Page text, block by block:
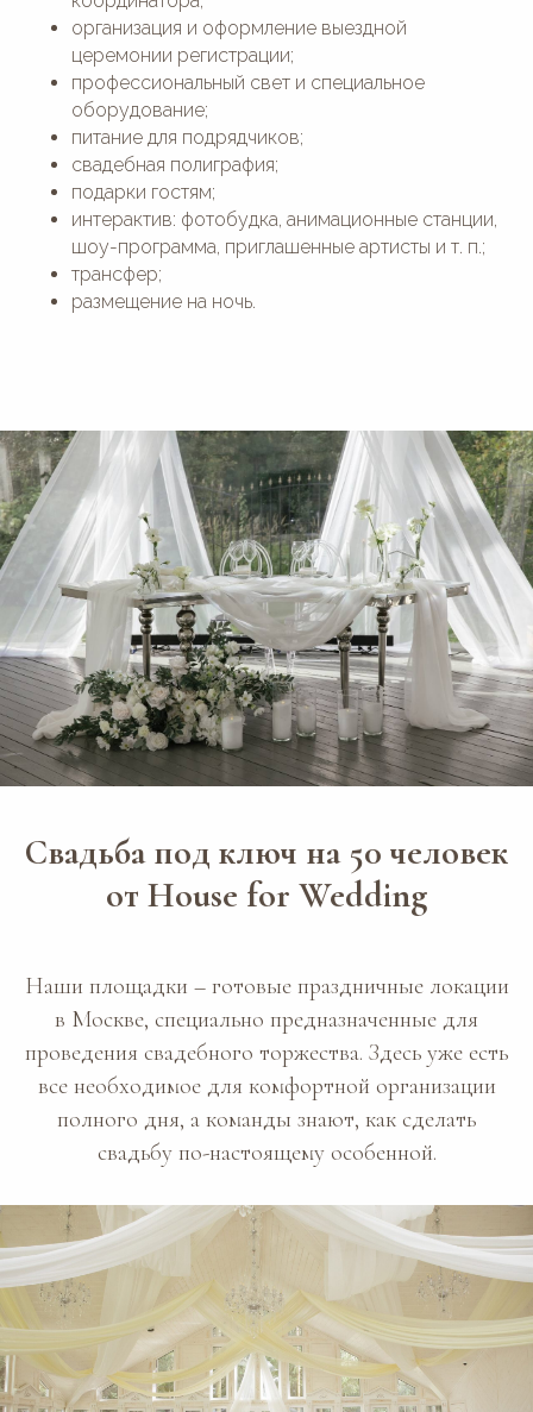
организация и оформление выездной
церемонии регистрации;
профессиональный свет и специальное
оборудование;
питание для подрядчиков;
свадебная полиграфия;
подарки гостям;
интерактив: фотобудка, анимационные станции,
шоу-программа, приглашенные артисты и т. п.;
трансфер;
размещение на ночь.
Свадьба под ключ на 50 человек
от House for Wedding
Наши площадки – готовые праздничные локации
в Москве, специально предназначенные для
проведения свадебного торжества. Здесь уже есть
все необходимое для комфортной организации
полного дня, а команды знают, как сделать
свадьбу по-настоящему особенной.
Свадьбы от 1 млн руб
АКЦИИ
Сайт не является публичной офертой и носит
Написать в Telegram:
House_for_Wedding
Написать в MAX:
House for Wedding
Написать в WhatsApp:
+7(964)777-84-74